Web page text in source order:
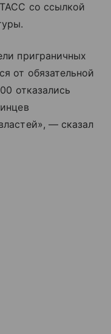
со ссылкой
приграничных
от обязательной
отказались
— сказал